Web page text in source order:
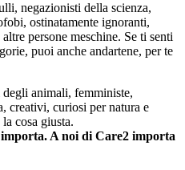
negazionisti della scienza,
ostinatamente ignoranti,
persone meschine. Se ti senti
puoi anche andartene, per te
animali, femministe,
creativi, curiosi per natura e
cosa giusta.
A noi di Care2 importa